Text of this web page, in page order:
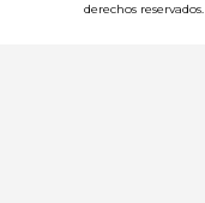
derechos reservados.